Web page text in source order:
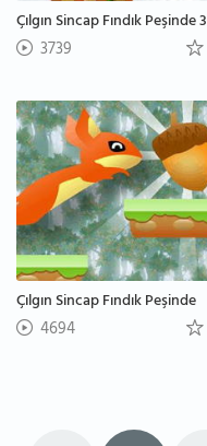
Çılgın Sincap Fındık Peşinde 3
3739
Çılgın Sincap Fındık Peşinde
4694